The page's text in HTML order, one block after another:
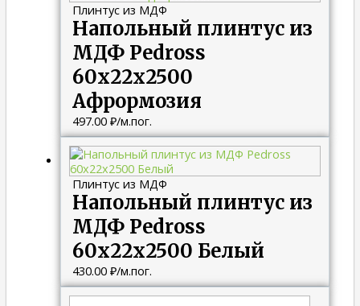
Плинтус из МДФ
Напольный плинтус из
МДФ Pedross
60х22х2500
Афрормозия
497.00 ₽/м.пог.
Плинтус из МДФ
Напольный плинтус из
МДФ Pedross
60х22х2500 Белый
430.00 ₽/м.пог.